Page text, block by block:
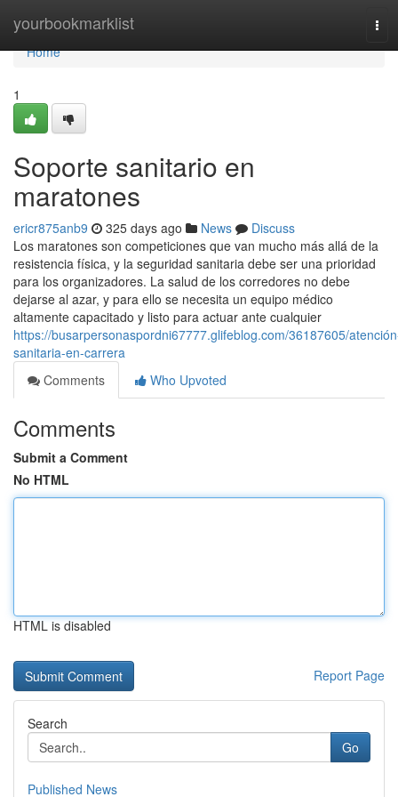
yourbookmarklist
Home
Home
1
Soporte sanitario en
maratones
ericr875anb9 325 days ago News
Discuss
Los maratones son competiciones que van mucho más allá de la
resistencia física, y la seguridad sanitaria debe ser una prioridad
para los organizadores. La salud de los corredores no debe
dejarse al azar, y para ello se necesita un equipo médico
altamente capacitado y listo para actuar ante cualquier
https://busarpersonaspordni67777.glifeblog.com/36187605/
sanitaria-en-carrera
Comments
Who Upvoted
Comments
Submit a Comment
No HTML
HTML is disabled
Report Page
Search
Go
Published News